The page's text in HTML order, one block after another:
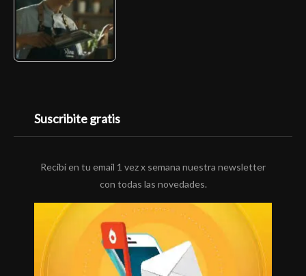
Suscribite gratis
Recibí en tu email 1 vez x semana nuestra newsletter
con todas las novedades.